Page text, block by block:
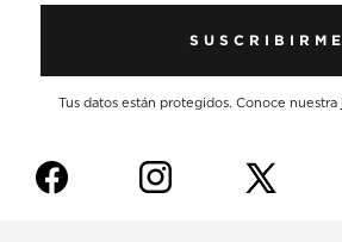
SUSCRIBIRME
Tus datos están protegidos. Conoce nuestra
f i